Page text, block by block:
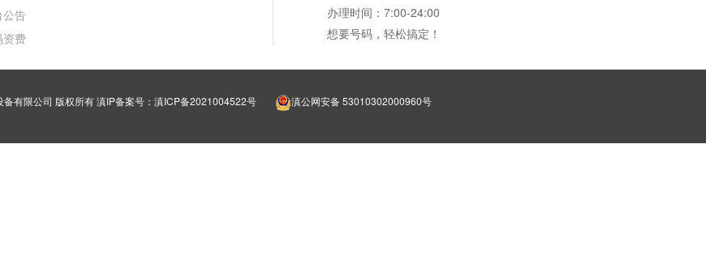
公告
资费
办理时间：7:00-24:00
想要号码，轻松搞定！
有限公司 版权所有滇IP备案号：滇ICP备2021004522号 滇公网安备 53010302000960号